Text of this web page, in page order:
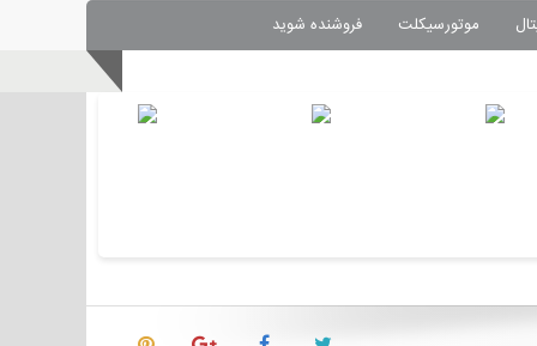
موتورسیکلت
فروشنده شوید